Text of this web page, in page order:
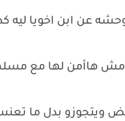
عن ابن اخويا ليه
مش هاأمن لها مع
ويتجوزو بدل ما